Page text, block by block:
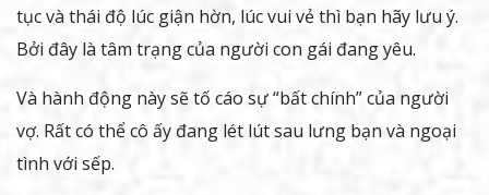
tục và thái độ lúc giận hờn, lúc vui vẻ thì bạn hãy lưu ý.
Bởi đây là tâm trạng của người con gái đang yêu.
Và hành động này sẽ tố cáo sự “bất chính” của người
vợ. Rất có thể cô ấy đang lét lút sau lưng bạn và ngoại
tình với sếp.